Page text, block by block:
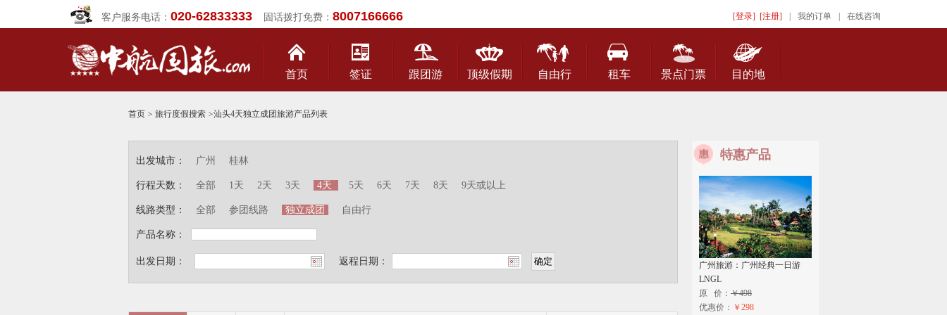
客户服务电话：020-62833333 固话拨打免费：8007166666 [登录] [注册] 我的订单 在线咨询
首页 签证 跟团游 顶级假期 自由行 租车 景点门票 目的地
首页 > 旅行度假搜索 >汕头4天独立成团旅游产品列表
出发城市：
行程天数：
线路类型：
产品名称：
广州 桂林
全部 1天 2天 3天 4天 5天 6天 7天 8天 9天或以上
全部 参团线路 独立成团 自由行
出发日期： 返程日期：
特惠产品
广州旅游：广州经典一日游
LNGL
原 价： ￥498
优惠价： ￥298